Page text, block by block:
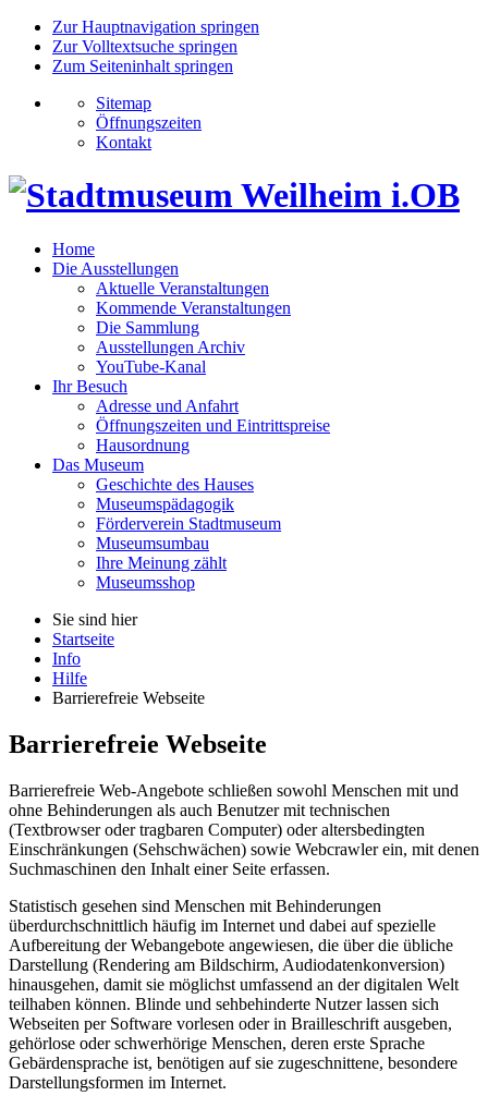
Zur Hauptnavigation springen
Zur Volltextsuche springen
Zum Seiteninhalt springen
Sitemap
Öffnungszeiten
Kontakt
Home
Die Ausstellungen
Aktuelle Veranstaltungen
Kommende Veranstaltungen
Die Sammlung
Ausstellungen Archiv
YouTube-Kanal
Ihr Besuch
Adresse und Anfahrt
Öffnungszeiten und Eintrittspreise
Hausordnung
Das Museum
Geschichte des Hauses
Museumspädagogik
Förderverein Stadtmuseum
Museumsumbau
Ihre Meinung zählt
Museumsshop
Sie sind hier
Startseite
Info
Hilfe
Barrierefreie Webseite
Barrierefreie Webseite
Barrierefreie Web-Angebote schließen sowohl Menschen mit und
ohne Behinderungen als auch Benutzer mit technischen
(Textbrowser oder tragbaren Computer) oder altersbedingten
Einschränkungen (Sehschwächen) sowie Webcrawler ein, mit denen
Suchmaschinen den Inhalt einer Seite erfassen.
Statistisch gesehen sind Menschen mit Behinderungen
überdurchschnittlich häufig im Internet und dabei auf spezielle
Aufbereitung der Webangebote angewiesen, die über die übliche
Darstellung (Rendering am Bildschirm, Audiodatenkonversion)
hinausgehen, damit sie möglichst umfassend an der digitalen Welt
teilhaben können. Blinde und sehbehinderte Nutzer lassen sich
Webseiten per Software vorlesen oder in Brailleschrift ausgeben,
gehörlose oder schwerhörige Menschen, deren erste Sprache
Gebärdensprache ist, benötigen auf sie zugeschnittene, besondere
Darstellungsformen im Internet.